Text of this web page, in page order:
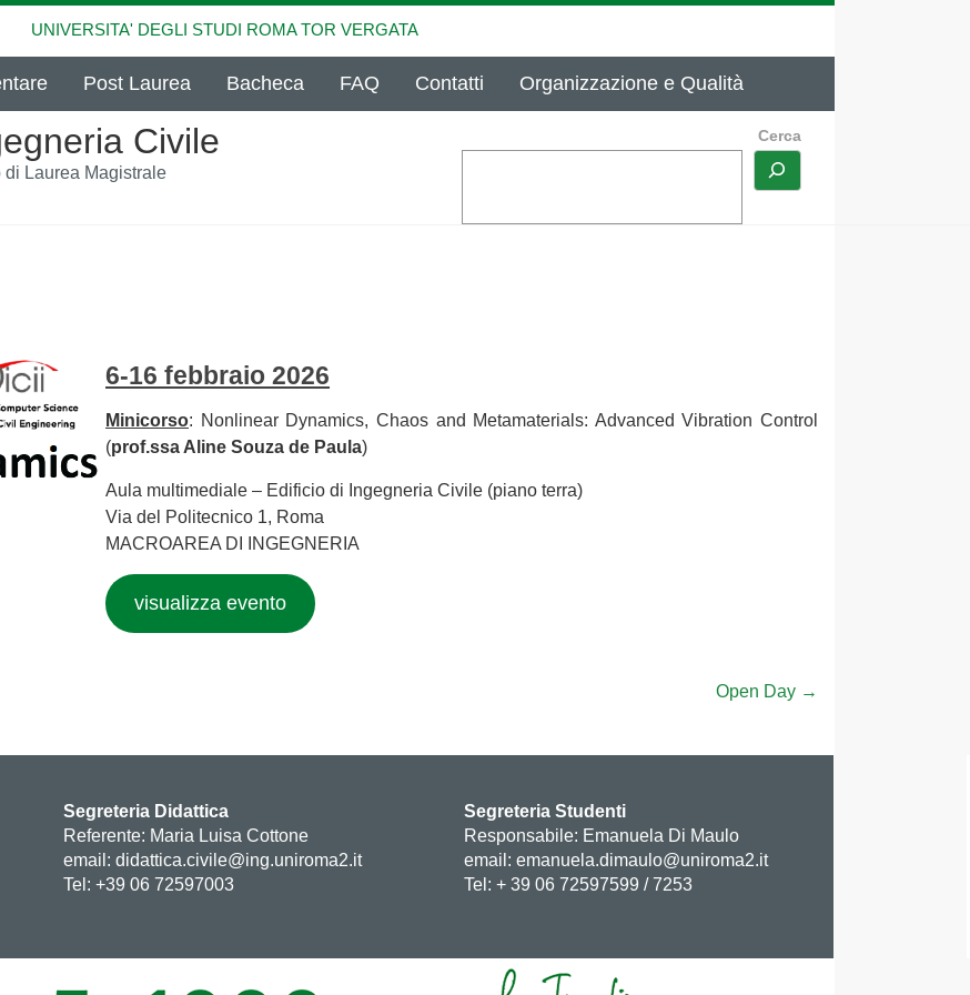
UNIVERSITA' DEGLI STUDI ROMA TOR VERGATA
Post Laurea Bacheca FAQ Contatti Organizzazione e Qualità
Civile
di Laurea Magistrale
Cerca
6-16 febbraio 2026
Minicorso: Nonlinear Dynamics, Chaos and Metamaterials: Advanced Vibration Control
(prof.ssa Aline Souza de Paula)
Aula multimediale – Edificio di Ingegneria Civile (piano terra)
Via del Politecnico 1, Roma
MACROAREA DI INGEGNERIA
visualizza evento
Open Day →
Segreteria Didattica
Referente: Maria Luisa Cottone
email: didattica.civile@ing.uniroma2.it
Tel: +39 06 72597003
Segreteria Studenti
Responsabile: Emanuela Di Maulo
email: emanuela.dimaulo@uniroma2.it
Tel: + 39 06 72597599 / 7253